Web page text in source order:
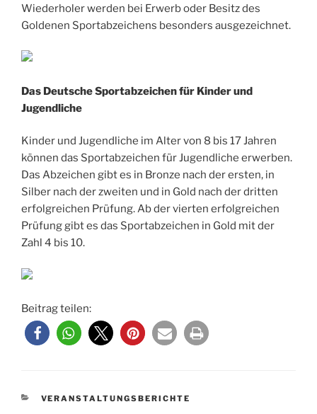
Wiederholer werden bei Erwerb oder Besitz des
Goldenen Sportabzeichens besonders ausgezeichnet.
Das Deutsche Sportabzeichen für Kinder und
Jugendliche
Kinder und Jugendliche im Alter von 8 bis 17 Jahren
können das Sportabzeichen für Jugendliche erwerben.
Das Abzeichen gibt es in Bronze nach der ersten, in
Silber nach der zweiten und in Gold nach der dritten
erfolgreichen Prüfung. Ab der vierten erfolgreichen
Prüfung gibt es das Sportabzeichen in Gold mit der
Zahl 4 bis 10.
Beitrag teilen:
KATEGORIEN
VERANSTALTUNGSBERICHTE